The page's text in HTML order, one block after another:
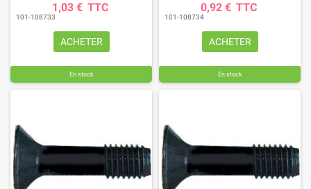
1,03 € TTC
101-108733
ACHETER
En stock
0,92 € TTC
101-108734
ACHETER
En stock